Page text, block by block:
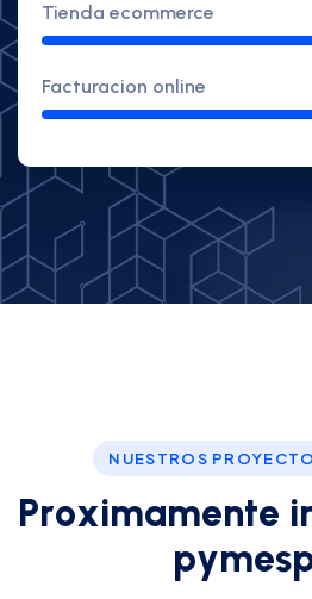
Tienda ecommerce
Facturacion online
NUESTROS
Proximamente i
pymes